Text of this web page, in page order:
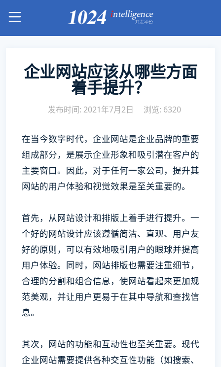
企业网站应该从哪些方面
着手提升？
发布时间: 2021年7月2日 浏览: 6320
在当今数字时代，企业网站是企业品牌的重要
组成部分，是展示企业形象和吸引潜在客户的
主要窗口。因此，对于任何一家公司，提升其
网站的用户体验和视觉效果是至关重要的。
首先，从网站设计和排版上着手进行提升。一
个好的网站设计应该遵循简洁、直观、用户友
好的原则，可以有效地吸引用户的眼球并提高
用户体验。同时，网站排版也需要注重细节，
合理的分割和组合信息，使网站看起来更加规
范美观，并让用户更易于在其中导航和查找信
息。
其次，网站的功能和互动性也至关重要。现代
企业网站需要提供各种交互性功能（如搜索、